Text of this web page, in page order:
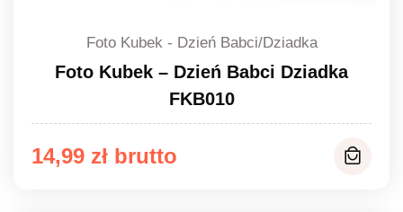
Foto Kubek - Dzień Babci/Dziadka
Foto Kubek – Dzień Babci Dziadka
FKB010
14,99 zł